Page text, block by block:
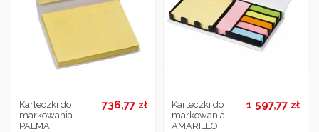
Karteczki do
markowania
PALMA
736,77 zł
Karteczki do
markowania
AMARILLO
1 597,77 zł